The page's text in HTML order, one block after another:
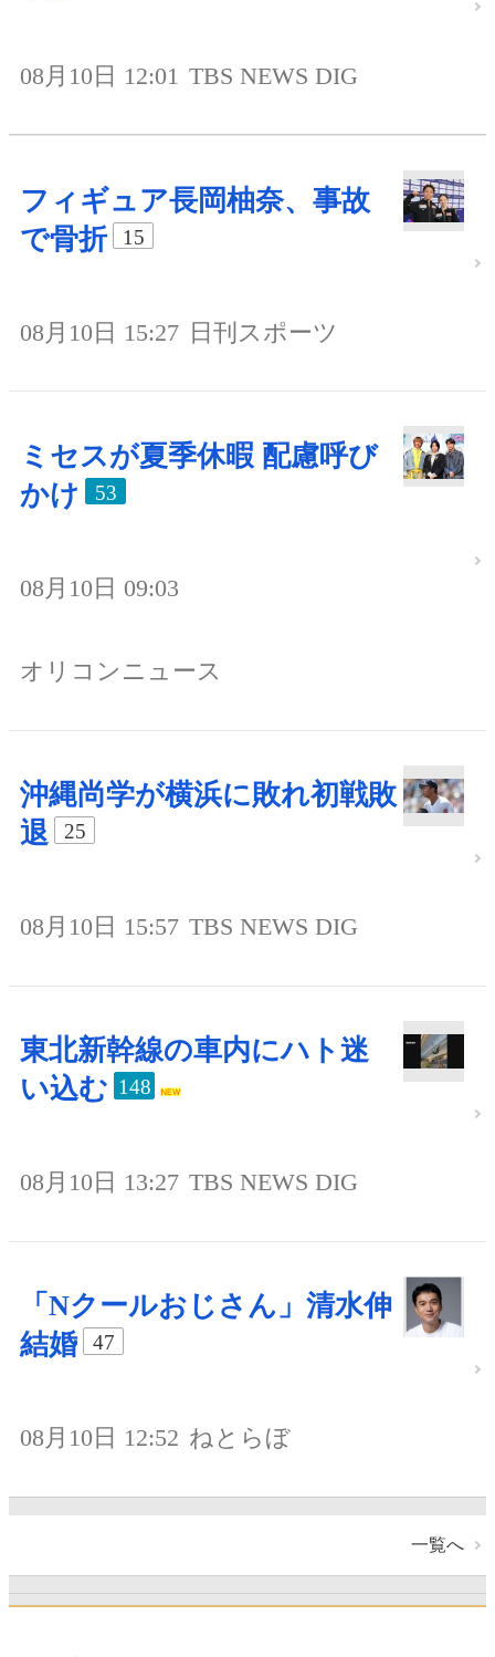
08月10日 12:01 TBS NEWS DIG
フィギュア長岡柚奈、事故
で骨折
15
08月10日 15:27 日刊スポーツ
ミセスが夏季休暇 配慮呼び
かけ
53
08月10日 09:03
オリコンニュース
沖縄尚学が横浜に敗れ初戦敗
退
25
08月10日 15:57 TBS NEWS DIG
東北新幹線の車内にハト迷
い込む 148
08月10日 13:27 TBS NEWS DIG
「Nクールおじさん」清水伸
結婚
47
08月10日 12:52 ねとらぼ
一覧へ